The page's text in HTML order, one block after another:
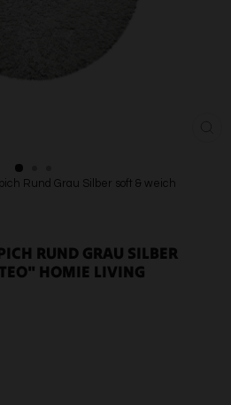
Rund Grau Silber soft & weich
RUND GRAU SILBER
HOMIE LIVING